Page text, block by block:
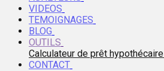
VIDEOS
TEMOIGNAGES
BLOG
OUTILS
Calculateur de prêt hypothécaire
CONTACT